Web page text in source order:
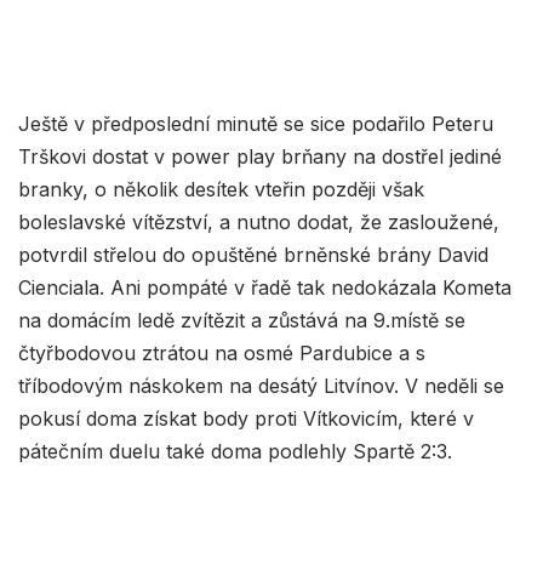
Ještě v předposlední minutě se sice podařilo Peteru
Trškovi dostat v power play brňany na dostřel jediné
branky, o několik desítek vteřin později však
boleslavské vítězství, a nutno dodat, že zasloužené,
potvrdil střelou do opuštěné brněnské brány David
Cienciala. Ani pompáté v řadě tak nedokázala Kometa
na domácím ledě zvítězit a zůstává na 9.místě se
čtyřbodovou ztrátou na osmé Pardubice a s
tříbodovým náskokem na desátý Litvínov. V neděli se
pokusí doma získat body proti Vítkovicím, které v
pátečním duelu také doma podlehly Spartě 2:3.